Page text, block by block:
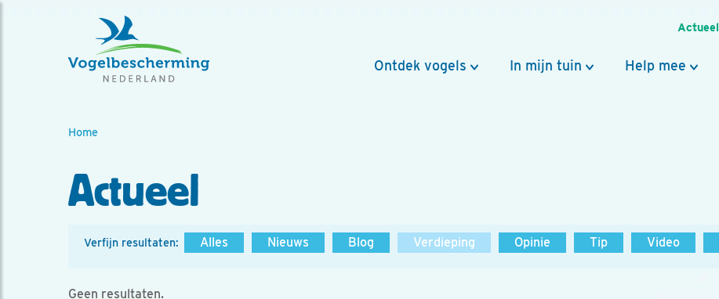
Actueel
Ontdek vogels In mijn tuin Help mee
Home
Actueel
Verfijn resultaten: Alles Nieuws Blog Verdieping Opinie Tip Video
Geen resultaten.